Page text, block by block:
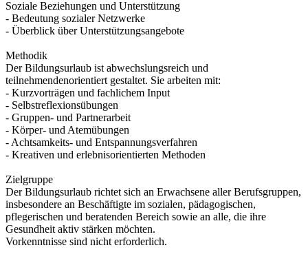
Soziale Beziehungen und Unterstützung
- Bedeutung sozialer Netzwerke
- Überblick über Unterstützungsangebote
Methodik
Der Bildungsurlaub ist abwechslungsreich und
teilnehmendenorientiert gestaltet. Sie arbeiten mit:
- Kurzvorträgen und fachlichem Input
- Selbstreflexionsübungen
- Gruppen- und Partnerarbeit
- Körper- und Atemübungen
- Achtsamkeits- und Entspannungsverfahren
- Kreativen und erlebnisorientierten Methoden
Zielgruppe
Der Bildungsurlaub richtet sich an Erwachsene aller Berufsgruppen,
insbesondere an Beschäftigte im sozialen, pädagogischen,
pflegerischen und beratenden Bereich sowie an alle, die ihre
Gesundheit aktiv stärken möchten.
Vorkenntnisse sind nicht erforderlich.